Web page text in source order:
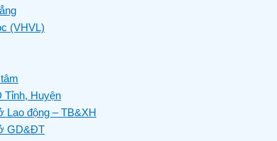
(VHVL)
Tỉnh, Huyện
Lao động – TB&XH
GD&ĐT